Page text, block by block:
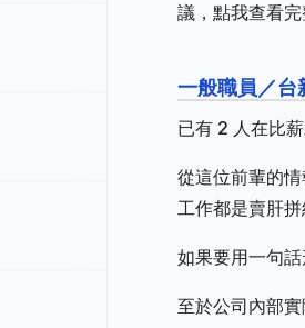
議，點我查看
一般職員／台
已有 2 人在比
從這位前輩的
工作都是賣肝拼
如果要用一句
至於公司內部